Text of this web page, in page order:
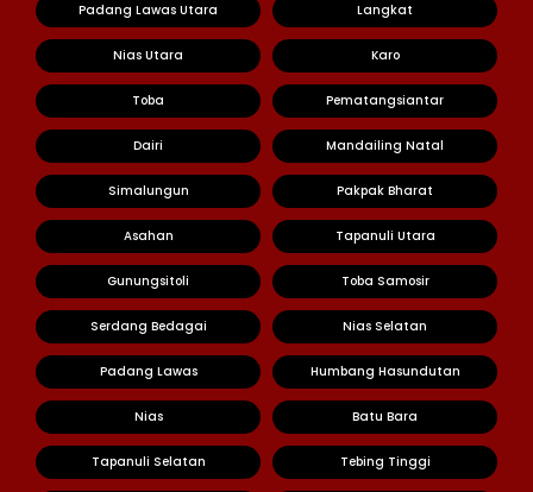
Padang Lawas Utara Langkat
Nias Utara Karo
Toba Pematangsiantar
Dairi Mandailing Natal
Simalungun Pakpak Bharat
Asahan Tapanuli Utara
Gunungsitoli Toba Samosir
Serdang Bedagai Nias Selatan
Padang Lawas Humbang Hasundutan
Nias Batu Bara
Tapanuli Selatan Tebing Tinggi